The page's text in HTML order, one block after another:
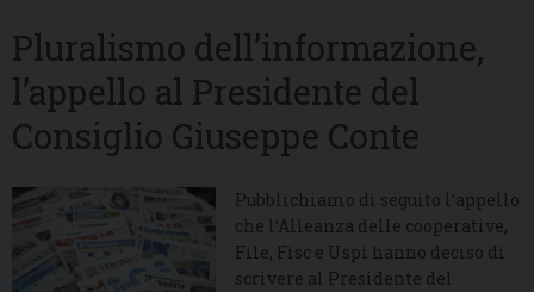
Pluralismo dell’informazione,
l’appello al Presidente del
Consiglio Giuseppe Conte
Pubblichiamo di seguito l’appello
che l’Alleanza delle cooperative,
File, Fisc e Uspi hanno deciso di
scrivere al Presidente del